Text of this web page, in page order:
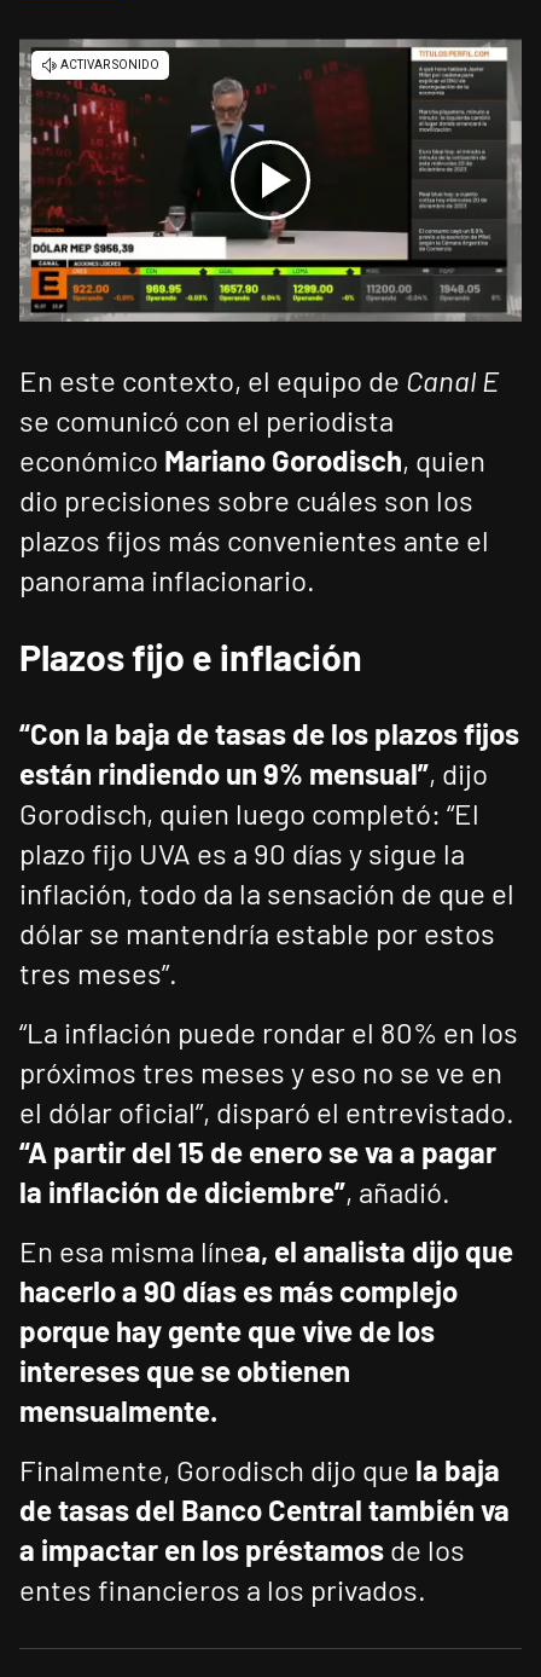
En este contexto, el equipo de Canal E
se comunicó con el periodista
económico Mariano Gorodisch, quien
dio precisiones sobre cuáles son los
plazos fijos más convenientes ante el
panorama inflacionario.
Plazos fijo e inflación
“Con la baja de tasas de los plazos fijos
están rindiendo un 9% mensual”, dijo
Gorodisch, quien luego completó: “El
plazo fijo UVA es a 90 días y sigue la
inflación, todo da la sensación de que el
dólar se mantendría estable por estos
tres meses”.
“La inflación puede rondar el 80% en los
próximos tres meses y eso no se ve en
el dólar oficial”, disparó el entrevistado.
“A partir del 15 de enero se va a pagar
la inflación de diciembre”, añadió.
En esa misma línea, el analista dijo que
hacerlo a 90 días es más complejo
porque hay gente que vive de los
intereses que se obtienen
mensualmente.
Finalmente, Gorodisch dijo que la baja
de tasas del Banco Central también va
a impactar en los préstamos de los
entes financieros a los privados.